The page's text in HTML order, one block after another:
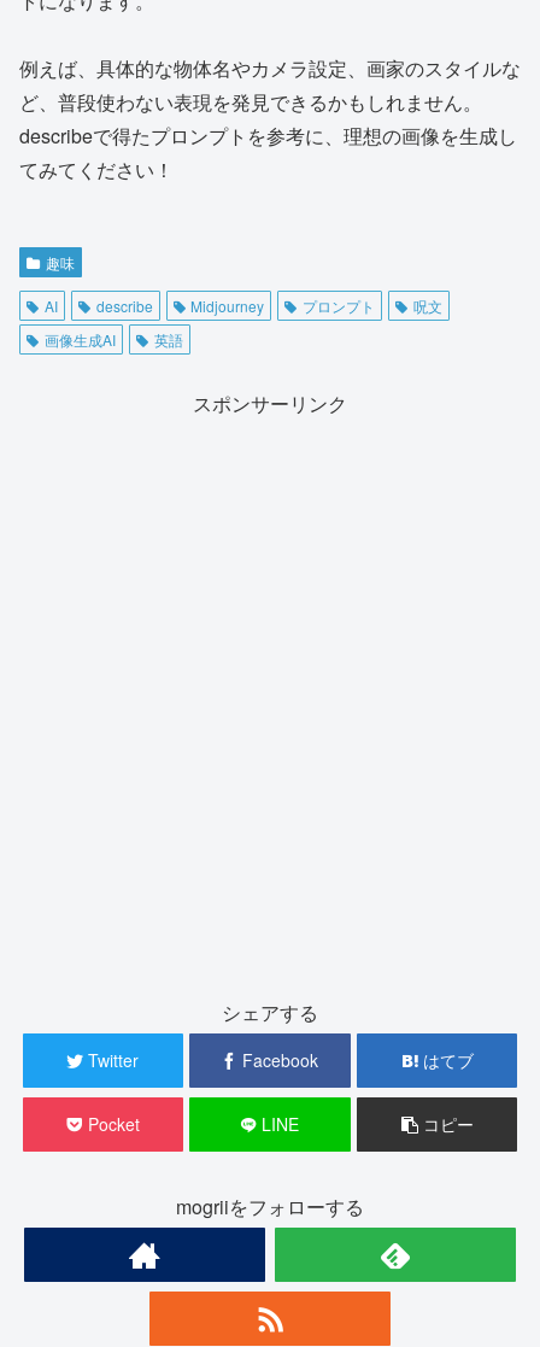
例えば、具体的な物体名やカメラ設定、画家のスタイルな
ど、普段使わない表現を発見できるかもしれません。
describeで得たプロンプトを参考に、理想の画像を生成し
てみてください！
趣味
AI describe Midjourney プロンプト
呪文
画像生成AI
英語
スポンサーリンク
シェアする
Twitter Facebook はてブ
Pocket LINE コピー
mogriiをフォローする